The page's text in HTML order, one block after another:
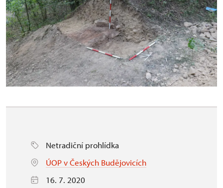
Netradiční prohlídka
ÚOP v Českých Budějovicích
16. 7. 2020